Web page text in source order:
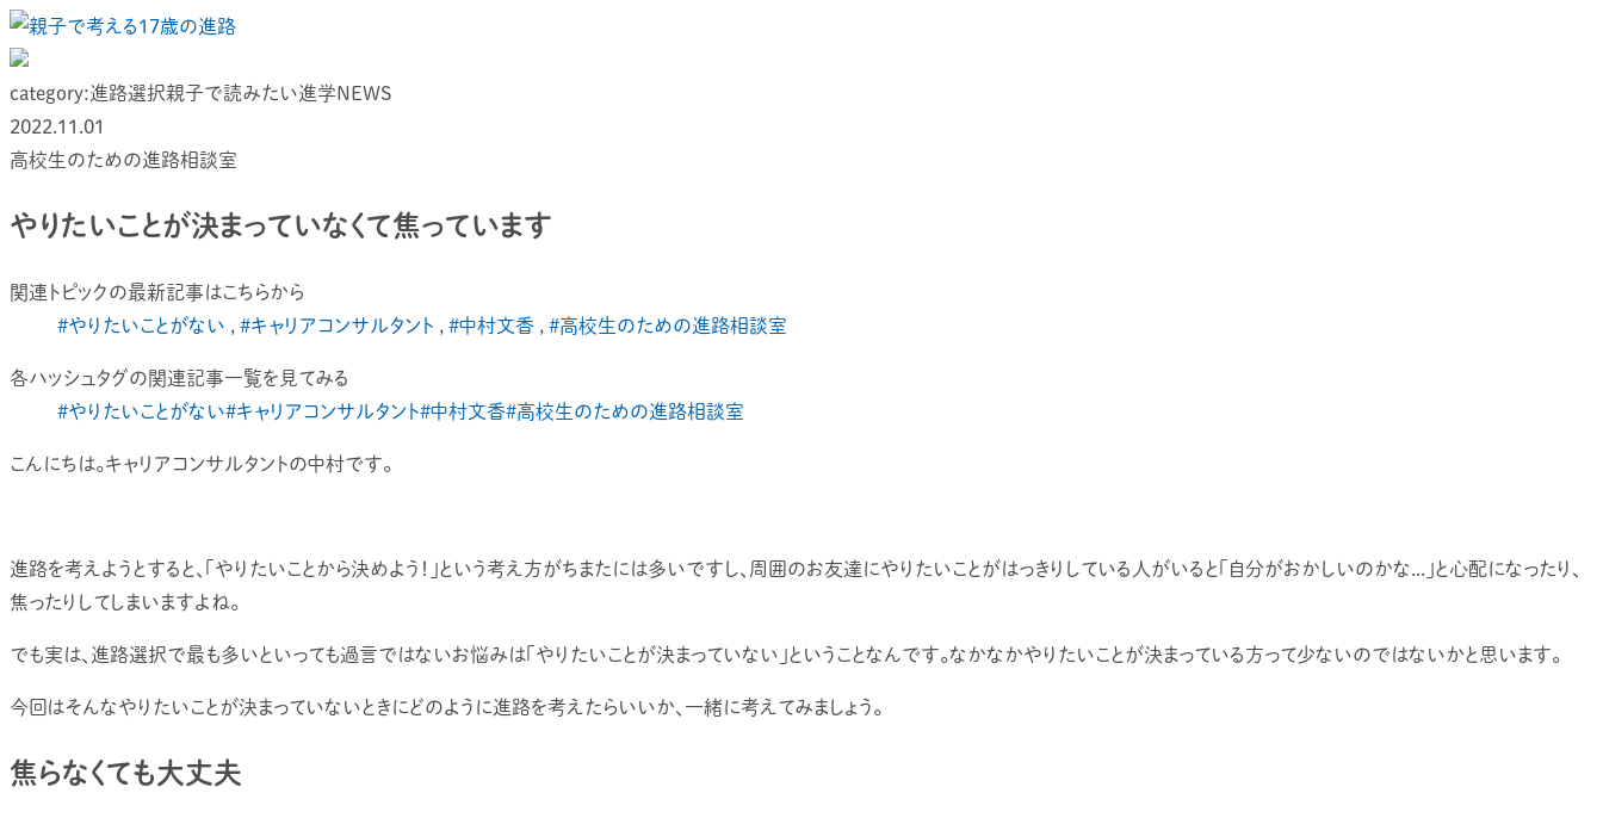
category:進路選択親子で読みたい進学NEWS
2022.11.01
高校生のための進路相談室
やりたいことが決まっていなくて焦っています
関連トピックの最新記事はこちらから
#やりたいことがない , #キャリアコンサルタント , #中村文香 , #高校生のための進路相談室
各ハッシュタグの関連記事一覧を見てみる
#やりたいことがない#キャリアコンサルタント#中村文香#高校生のための進路相談室
こんにちは。キャリアコンサルタントの中村です。
進路を考えようとすると、「やりたいことから決めよう！」という考え方がちまたには多いですし、周囲のお友達にやりたいことがはっきりしている人がいると「自分がおかしいのかな...」と心配になったり、
焦ったりしてしまいますよね。
でも実は、進路選択で最も多いといっても過言ではないお悩みは「やりたいことが決まっていない」ということなんです。なかなかやりたいことが決まっている方って少ないのではないかと思います。
今回はそんなやりたいことが決まっていないときにどのように進路を考えたらいいか、一緒に考えてみましょう。
焦らなくても大丈夫